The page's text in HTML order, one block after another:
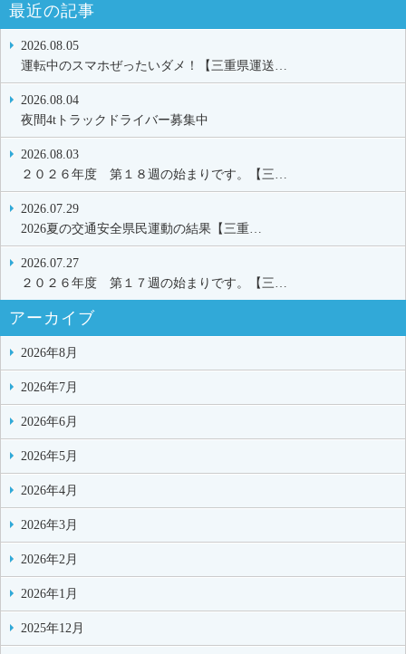
最近の記事
2026.08.05
運転中のスマホぜったいダメ！【三重県運送…
2026.08.04
夜間4tトラックドライバー募集中
2026.08.03
２０２６年度 第１８週の始まりです。【三…
2026.07.29
2026夏の交通安全県民運動の結果【三重…
2026.07.27
２０２６年度 第１７週の始まりです。【三…
アーカイブ
2026年8月
2026年7月
2026年6月
2026年5月
2026年4月
2026年3月
2026年2月
2026年1月
2025年12月